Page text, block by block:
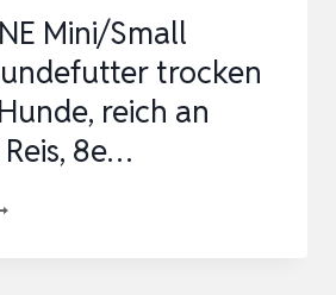
Mini/Small
trocken
reich an
8e…